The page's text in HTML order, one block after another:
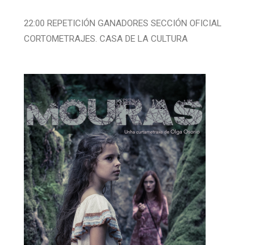
22:00 REPETICIÓN GANADORES SECCIÓN OFICIAL
CORTOMETRAJES. CASA DE LA CULTURA